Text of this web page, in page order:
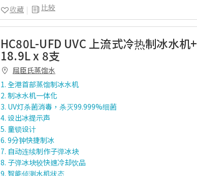
比较
收藏
HC80L-UFD UVC 上流式冷热制冰水机+
18.9L x 8支
屈臣氏蒸馏水
1. 全港首部蒸馏制冰水机
2. 制冰水机一体化
3. UV灯杀菌消毒，杀灭99.999%细菌
4. 设出冰提示声
5. 童锁设计
6. 9分钟快捷制冰
7. 自动连续制作子弹冰块
8. 子弹冰块较快速冷却饮品
9. 智能侦测水机状态